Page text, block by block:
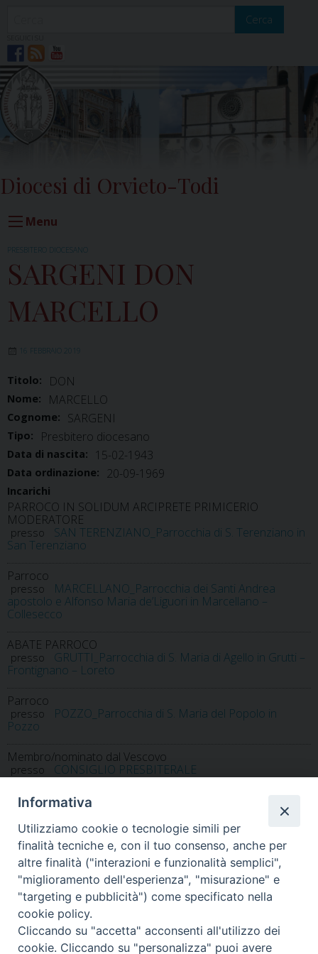
Cerca
Diocesi di Orvieto-Todi
Menu
PRESBITERO DIOCESANO
SARGENI DON
MARCELLO
16 FEBBRAIO 2019
Titolo: DON
Nome: MARCELLO
Cognome: SARGENI
Tipo: Presbitero diocesano
Data di nascita: 15-02-1943
Data ordinazione: 20-09-1969
Incarichi
PARROCO IN SOLIDUM ARCIPRETE PRIMICERIO
MODERATORE
presso
SAN TERENZIANO_Parrocchia di S. Terenziano in
San Terenziano
Parroco
presso
MARCELLANO_Parrocchia dei Santi Andrea
apostolo e Alfonso Maria de’Liguori in Marcellano –
Collesecco
ABATE PARROCO
presso
GRUTTI_Parrocchia di S. Maria di Agello in Grutti –
Frontignano – Loreto
Parroco
presso
POZZO_Parrocchia di S. Maria del Popolo in
Pozzo
Membro/nominato dal Vescovo
presso CONSIGLIO PRESBITERALE
Home Il Vescovo Diocesi Pastorale
Liturgia
Beni Culturali
Modulistica
Casa dioc. di Spagliagrano Webmail
Informativa
Utilizziamo cookie o tecnologie simili per
finalità tecniche e, con il tuo consenso, anche per
altre finalità ("interazioni e funzionalità semplici",
"miglioramento dell'esperienza", "misurazione" e
"targeting e pubblicità") come specificato nella
cookie policy.
Cliccando su "accetta" acconsenti all'utilizzo dei
cookie. Cliccando su "personalizza" puoi avere